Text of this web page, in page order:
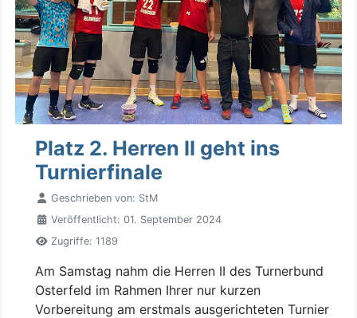
Platz 2. Herren II geht ins
Turnierfinale
Geschrieben von: StM
Veröffentlicht: 01. September 2024
Zugriffe: 1189
Am Samstag nahm die Herren II des Turnerbund
Osterfeld im Rahmen Ihrer nur kurzen
Vorbereitung am erstmals ausgerichteten Turnier